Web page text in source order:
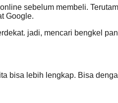
sebelum membeli.
Google.
jadi, mencari bengkel
bisa lebih lengkap. Bisa